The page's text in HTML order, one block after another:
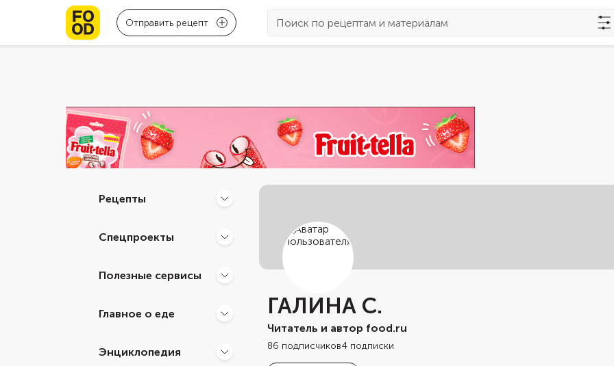
Отправить рецепт
Рецепты
Спецпроекты
Полезные сервисы
Главное о еде
Энциклопедия
ГАЛИНА С.
Читатель и автор food.ru
86 подписчиков4 подписки